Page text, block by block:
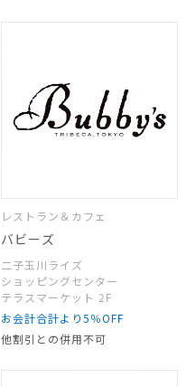
レストラン＆カフェ
バビーズ
二子玉川ライズ
ショッピングセンター
テラスマーケット 2F
お会計合計より5％OFF
他割引との併用不可